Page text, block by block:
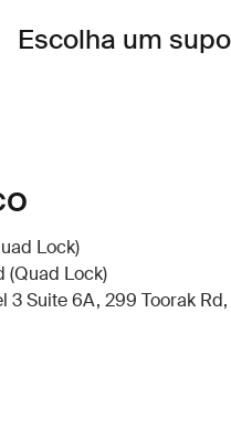
Escolha um
Lock)
(Quad Lock)
Suite 6A, 299 Toorak Rd,